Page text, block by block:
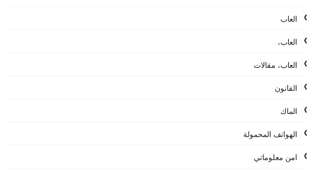
العاب
العاب،
العاب، مقالات
القانون
الماك
الهواتف المحمولة
امن معلوماتي